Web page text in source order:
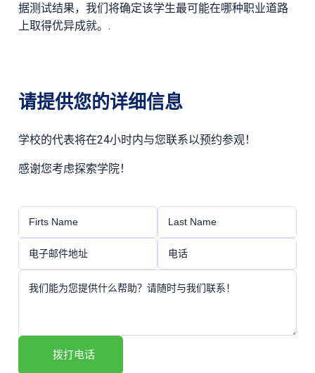
据测试结果，我们将确定该学生最可能在哪种职业道路
上取得优异成就。.
请提供您的详细信息
学校的代表将在24小时内与您联系以预约参观！
感谢您考虑探索学院！
拨打电话